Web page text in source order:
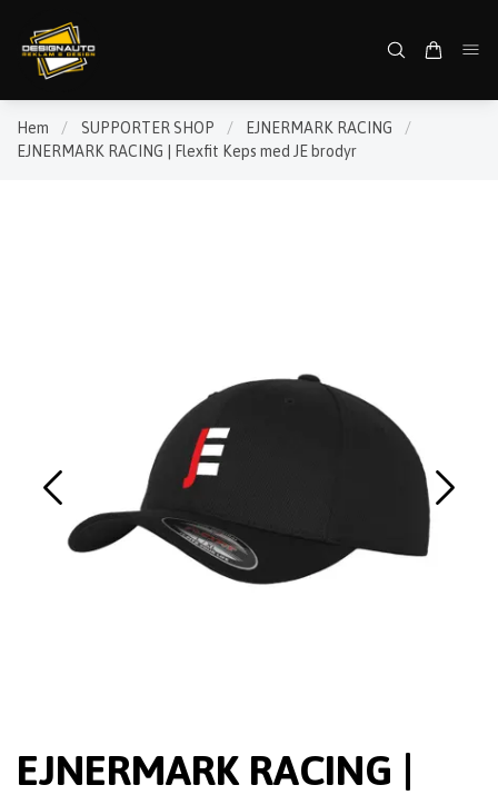
Hem / SUPPORTER SHOP / EJNERMARK RACING
/
EJNERMARK RACING | Flexfit Keps med JE brodyr
EJNERMARK RACING |